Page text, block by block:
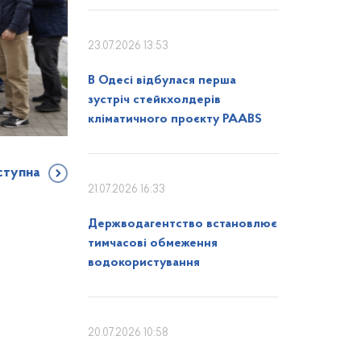
23.07.2026 13:53
В Одесі відбулася перша
зустріч стейкхолдерів
кліматичного проєкту PAABS
21.07.2026 16:33
Держводагентство встановлює
тимчасові обмеження
водокористування
20.07.2026 10:58